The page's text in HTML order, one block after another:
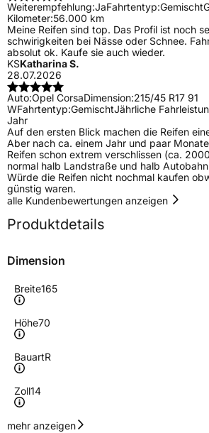
Weiterempfehlung:JaFahrtentyp:Gemischt
Kilometer:56.000 km
Meine Reifen sind top. Das Profil ist noch
schwirigkeiten bei Nässe oder Schnee.
absolut ok. Kaufe sie auch wieder.
KSKatharina S.
28.07.2026
Auto:Opel CorsaDimension:215/45 R17 91
WFahrtentyp:GemischtJährliche
Jahr
Auf den ersten Blick machen die Reifen
Aber nach ca. einem Jahr und paar
Reifen schon extrem verschlissen (ca.
normal halb Landstraße und halb
Würde die Reifen nicht nochmal kaufen
günstig waren.
alle Kundenbewertungen anzeigen
Produktdetails
Dimension
Breite165
Höhe70
BauartR
Zoll14
Geschwindigkeitsindex
mehr anzeigen